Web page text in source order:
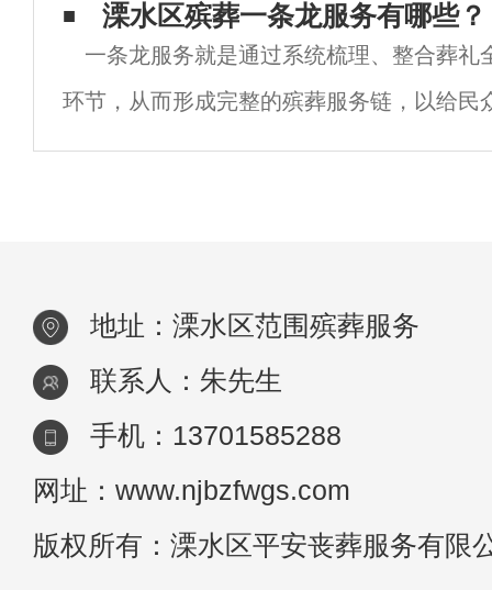
要用
二、彰显孝道及家风，增强家族的凝聚力和
给坟墓做个“标记”，便于后人找到准确地点
溧水区殡葬一条龙服务有哪些？
一条龙服务就是通过系统梳理、整合葬礼
环节，从而形成完整的殡葬服务链，以给民
捷、文明、节俭的殡仪服务。那么溧水区殡
地址：溧水区范围殡葬服务
联系人：朱先生
手机：13701585288
网址：www.njbzfwgs.com
版权所有：溧水区平安丧葬服务有限